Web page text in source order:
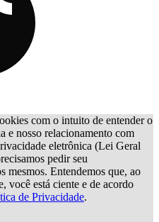
com o intuito de entender o
e nosso relacionamento com
eletrônica (Lei Geral
pedir seu
mesmos. Entendemos que, ao
você está ciente e de acordo
de Privacidade.